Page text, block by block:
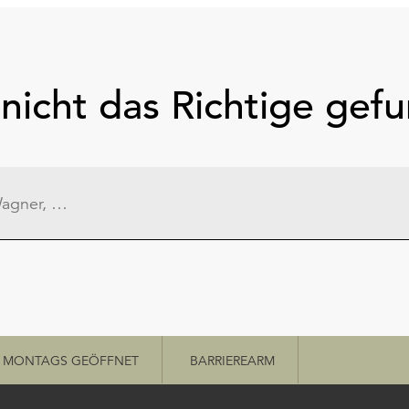
das Richtige
MONTAGS GEÖFFNET BARRIEREARM